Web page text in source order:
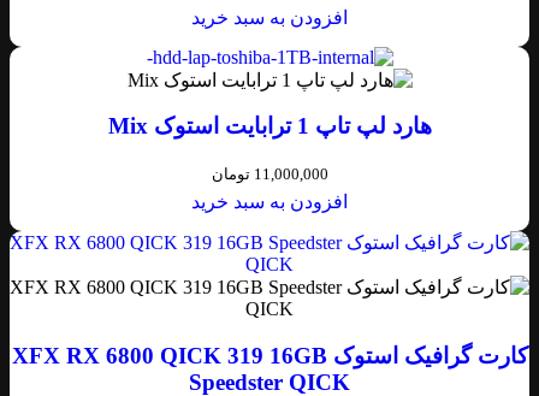
افزودن به سبد خرید
هارد لپ تاپ 1 ترابایت استوک Mix
11,000,000 تومان
افزودن به سبد خرید
کارت گرافیک استوک XFX RX 6800 QICK 319 16GB
Speedster QICK